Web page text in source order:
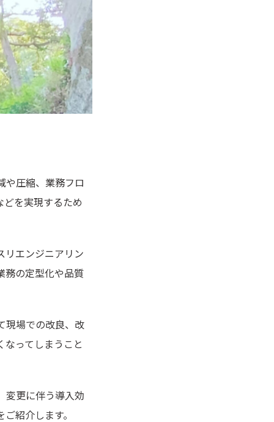
や圧縮、業務フロ
を実現するため
リエンジニアリン
務の定型化や品質
現場での改良、改
ってしまうこと
変更に伴う導入効
紹介します。